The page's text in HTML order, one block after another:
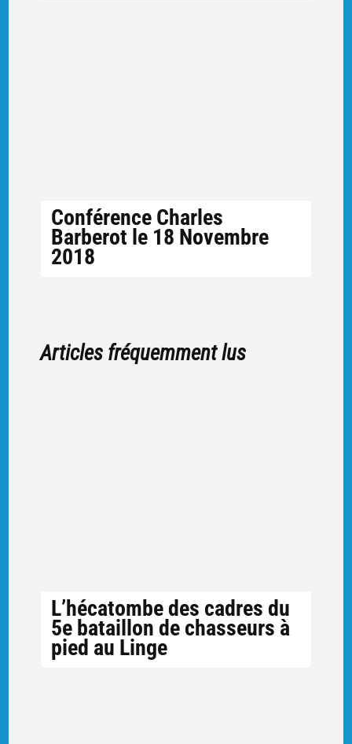
Conférence Charles
Barberot le 18 Novembre
2018
Articles fréquemment lus
L’hécatombe des cadres du
5e bataillon de chasseurs à
pied au Linge